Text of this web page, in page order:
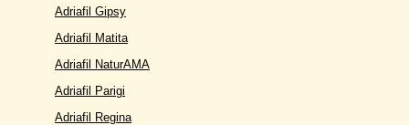
Adriafil Gipsy
Adriafil Matita
Adriafil NaturAMA
Adriafil Parigi
Adriafil Regina